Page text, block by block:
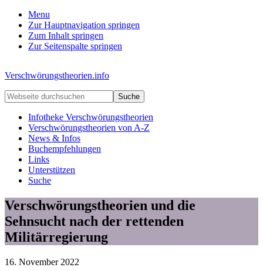
Menu
Zur Hauptnavigation springen
Zum Inhalt springen
Zur Seitenspalte springen
Verschwörungstheorien.info
Beiträge
zu
Merkmalen,
Funktionen
Risiken
konspirationistischen
Denkens
Webseite
durchsuchen
Infotheke Verschwörungstheorien
Verschwörungstheorien von A-Z
News & Infos
Buchempfehlungen
Links
Unterstützen
Suche
Verschwörungstheorien und die
Sehnsucht nach der rettenden
Militärregierung
16. November 2022